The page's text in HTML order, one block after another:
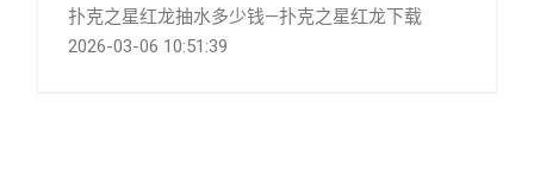
扑克之星红龙抽水多少钱—扑克之星红龙下载
2026-03-06 10:51:39